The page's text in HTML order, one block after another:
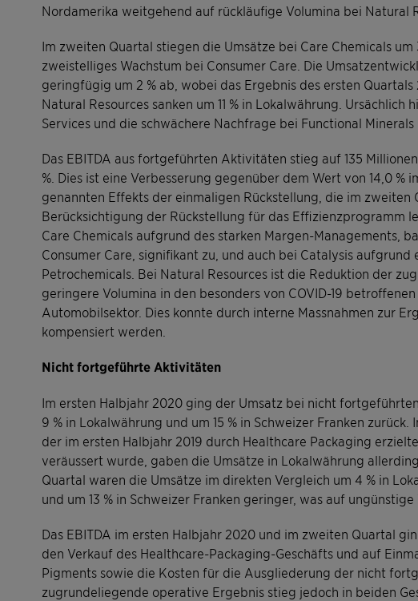
Nordamerika weitgehend auf rückläufige Volumina bei Natural
Im zweiten Quartal stiegen die Umsätze bei Care Chemicals
zweistelliges Wachstum bei Consumer Care. Die
geringfügig um 2 % ab, wobei das Ergebnis des ersten
Natural Resources sanken um 11 % in Lokalwährung.
Services und die schwächere Nachfrage bei Functional
Das EBITDA aus fortgeführten Aktivitäten stieg auf 135
%. Dies ist eine Verbesserung gegenüber dem Wert von 14,0 %
genannten Effekts der einmaligen Rückstellung, die im zweiten
Berücksichtigung der Rückstellung für das Effizienzprogramm
Care Chemicals aufgrund des starken Margen-Managements,
Consumer Care, signifikant zu, und auch bei Catalysis aufgrund
Petrochemicals. Bei Natural Resources ist die Reduktion der
geringere Volumina in den besonders von COVID-19
Automobilsektor. Dies konnte durch interne Massnahmen zur
kompensiert werden.
Nicht fortgeführte Aktivitäten
Im ersten Halbjahr 2020 ging der Umsatz bei nicht
9 % in Lokalwährung und um 15 % in Schweizer Franken
der im ersten Halbjahr 2019 durch Healthcare Packaging
veräussert wurde, gaben die Umsätze in Lokalwährung
Quartal waren die Umsätze im direkten Vergleich um 4 % in
und um 13 % in Schweizer Franken geringer, was auf
Das EBITDA im ersten Halbjahr 2020 und im zweiten Quartal
den Verkauf des Healthcare-Packaging-Geschäfts und auf
Pigments sowie die Kosten für die Ausgliederung der nicht
zugrundeliegende operative Ergebnis stieg jedoch in beiden